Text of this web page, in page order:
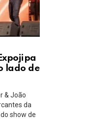
lado de
& João
da
show de